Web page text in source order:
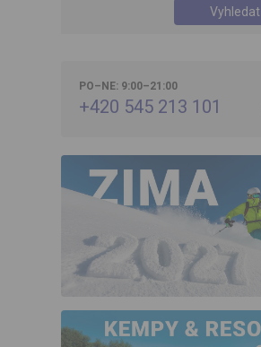
Vyhledat
PO–NE: 9:00–21:00
+420 545 213 101